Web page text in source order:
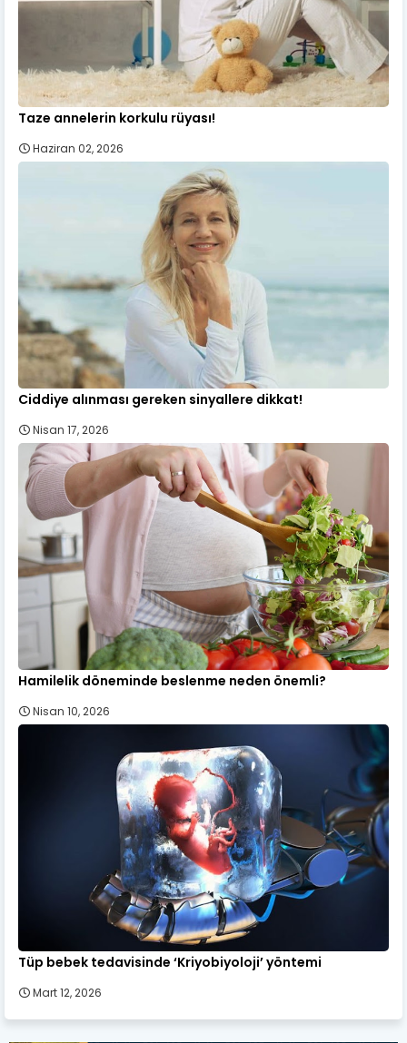
Taze annelerin korkulu rüyası!
Haziran 02, 2026
Ciddiye alınması gereken sinyallere dikkat!
Nisan 17, 2026
Hamilelik döneminde beslenme neden önemli?
Nisan 10, 2026
Tüp bebek tedavisinde ‘Kriyobiyoloji’ yöntemi
Mart 12, 2026